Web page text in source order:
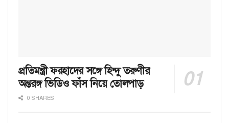
প্রতিমন্ত্রী ফরহাদের সঙ্গে হিন্দু তরুণীর
অন্তরঙ্গ ভিডিও ফাঁস নিয়ে তোলপাড়
0 SHARES